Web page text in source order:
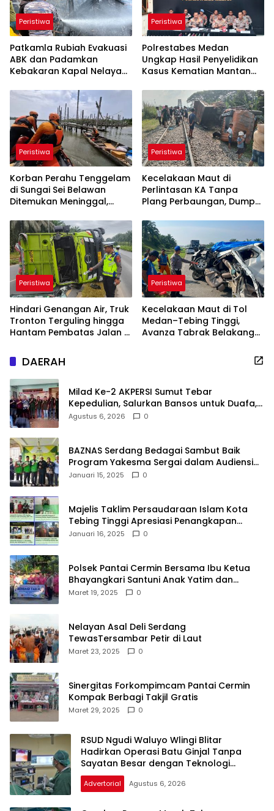
Peristiwa
Patkamla Rubiah Evakuasi
ABK dan Padamkan
Kebakaran Kapal Nelayan
Peristiwa
Polrestabes Medan
Ungkap Hasil Penyelidikan
Kasus Kematian Mantan
Peristiwa
Korban Perahu Tenggelam
di Sungai Sei Belawan
Ditemukan Meninggal,
Peristiwa
Kecelakaan Maut di
Perlintasan KA Tanpa
Plang Perbaungan, Dump
Sopir Tewas
Peristiwa
Hindari Genangan Air, Truk
Tronton Terguling hingga
Hantam Pembatas Jalan di
Peristiwa
Kecelakaan Maut di Tol
Medan–Tebing Tinggi,
Avanza Tabrak Belakang
DAERAH
Milad Ke-2 AKPERSI Sumut Tebar
Kepedulian, Salurkan Bansos untuk Duafa,
Lansia, dan Anak Yatim
Agustus 6, 2026 0
BAZNAS Serdang Bedagai Sambut Baik
Program Yakesma Sergai dalam Audiensi
Perkenalan Pengurus Baru
Januari 15, 2025 0
Majelis Taklim Persaudaraan Islam Kota
Tebing Tinggi Apresiasi Penangkapan
Barang Haram
Januari 16, 2025 0
Polsek Pantai Cermin Bersama Ibu Ketua
Bhayangkari Santuni Anak Yatim dan
Bagikan Takjil
Maret 19, 2025 0
Nelayan Asal Deli Serdang
TewasTersambar Petir di Laut
Maret 23, 2025 0
Sinergitas Forkompimcam Pantai Cermin
Kompak Berbagi Takjil Gratis
Maret 29, 2025 0
RSUD Ngudi Waluyo Wlingi Blitar
Hadirkan Operasi Batu Ginjal Tanpa
Sayatan Besar dengan Teknologi
Minimal Invasif
Advertorial Agustus 6, 2026